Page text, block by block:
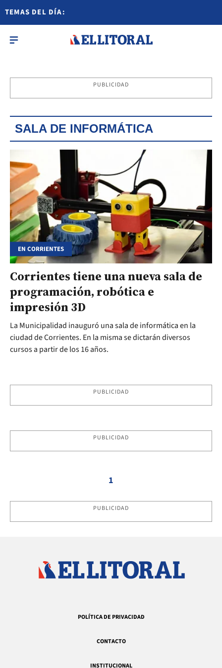
TEMAS DEL DÍA:
PUBLICIDAD
SALA DE INFORMÁTICA
EN CORRIENTES
Corrientes tiene una nueva sala de
programación, robótica e
impresión 3D
La Municipalidad inauguró una sala de informática en la
ciudad de Corrientes. En la misma se dictarán diversos
cursos a partir de los 16 años.
PUBLICIDAD
PUBLICIDAD
1
PUBLICIDAD
POLÍTICA DE PRIVACIDAD
CONTACTO
INSTITUCIONAL